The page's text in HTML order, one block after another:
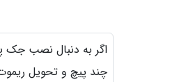
اگر به دنبال نصب جک
چند پیچ و تحویل